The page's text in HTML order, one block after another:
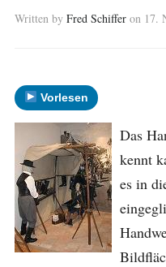
Written by Fred Schiffer on 17.
Vorlesen
Das
kennt
es in